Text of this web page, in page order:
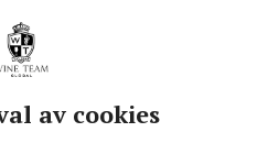
av cookies